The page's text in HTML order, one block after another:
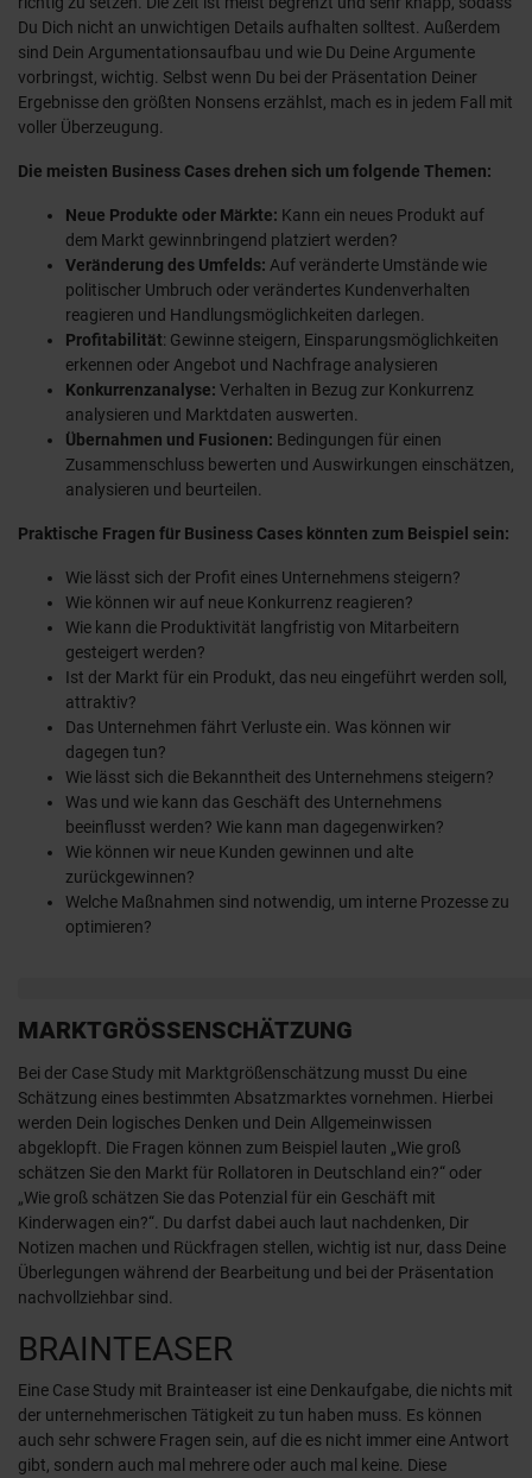
Du Dich nicht an unwichtigen Details aufhalten solltest. Außerdem
sind Dein Argumentationsaufbau und wie Du Deine Argumente
vorbringst, wichtig. Selbst wenn Du bei der Präsentation Deiner
Ergebnisse den größten Nonsens erzählst, mach es in jedem Fall mit
voller Überzeugung.
Die meisten Business Cases drehen sich um folgende Themen:
Neue Produkte oder Märkte: Kann ein neues Produkt auf
dem Markt gewinnbringend platziert werden?
Veränderung des Umfelds: Auf veränderte Umstände wie
politischer Umbruch oder verändertes Kundenverhalten
reagieren und Handlungsmöglichkeiten darlegen.
Profitabilität: Gewinne steigern, Einsparungsmöglichkeiten
erkennen oder Angebot und Nachfrage analysieren
Konkurrenzanalyse: Verhalten in Bezug zur Konkurrenz
analysieren und Marktdaten auswerten.
Übernahmen und Fusionen: Bedingungen für einen
Zusammenschluss bewerten und Auswirkungen einschätzen,
analysieren und beurteilen.
Praktische Fragen für Business Cases könnten zum Beispiel sein:
Wie lässt sich der Profit eines Unternehmens steigern?
Wie können wir auf neue Konkurrenz reagieren?
Wie kann die Produktivität langfristig von Mitarbeitern
gesteigert werden?
Ist der Markt für ein Produkt, das neu eingeführt werden soll,
attraktiv?
Das Unternehmen fährt Verluste ein. Was können wir
dagegen tun?
Wie lässt sich die Bekanntheit des Unternehmens steigern?
Was und wie kann das Geschäft des Unternehmens
beeinflusst werden? Wie kann man dagegenwirken?
Wie können wir neue Kunden gewinnen und alte
zurückgewinnen?
Welche Maßnahmen sind notwendig, um interne Prozesse zu
optimieren?
MARKTGRÖSSENSCHÄTZUNG
Bei der Case Study mit Marktgrößenschätzung musst Du eine
Schätzung eines bestimmten Absatzmarktes vornehmen. Hierbei
werden Dein logisches Denken und Dein Allgemeinwissen
abgeklopft. Die Fragen können zum Beispiel lauten „Wie groß
schätzen Sie den Markt für Rollatoren in Deutschland ein?“ oder
„Wie groß schätzen Sie das Potenzial für ein Geschäft mit
Kinderwagen ein?“. Du darfst dabei auch laut nachdenken, Dir
Notizen machen und Rückfragen stellen, wichtig ist nur, dass Deine
Überlegungen während der Bearbeitung und bei der Präsentation
nachvollziehbar sind.
BRAINTEASER
Eine Case Study mit Brainteaser ist eine Denkaufgabe, die nichts mit
der unternehmerischen Tätigkeit zu tun haben muss. Es können
auch sehr schwere Fragen sein, auf die es nicht immer eine Antwort
gibt, sondern auch mal mehrere oder auch mal keine. Diese